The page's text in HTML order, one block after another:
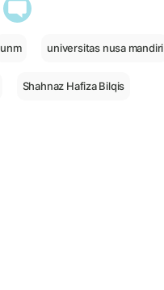
unm universitas nusa mandiri
Shahnaz Hafiza Bilqis